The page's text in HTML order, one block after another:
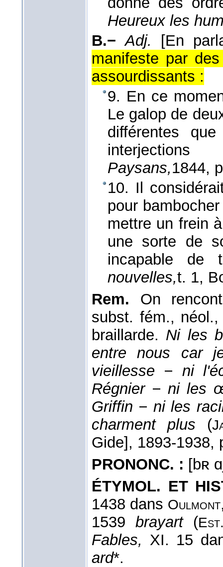
Heureux les
B.− Adj.
[En
manifeste par
assourdissants :
9. En ce
Le galop de
différentes
Paysans,1844,
10. Il
pour
mettre un frein
une sorte de
incapable de
nouvelles,t. 1,
Rem. On
subst. fém.,
braillarde. Ni les
entre nous car
vieillesse − ni
Régnier − ni les
Griffin − ni les
charment plus (
Gide], 1893-1938,
PRONONC. : [bʀ
ÉTYMOL. ET
1438 dans Oulmont
1539brayart(
Fables, XI. 15
ard*.